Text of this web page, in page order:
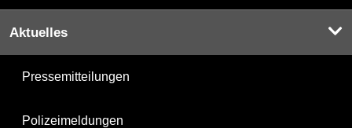
Aktuelles
Pressemitteilungen
Polizeimeldungen